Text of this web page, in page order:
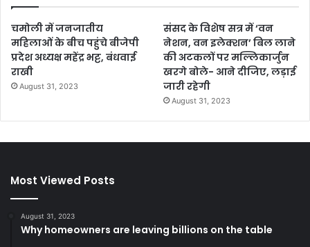
चमोली में जनजातीय
महिलाओं के बीच पहुंचे बीजेपी
प्रदेश अध्यक्ष महेंद्र भट्ट, बंधवाई
राखी
August 31, 2023
संसद के विशेष सत्र में ‘वन
नेशन, वन इलेक्शन’ बिल लाने
की अटकलों पर मल्लिकार्जुन
खरगे बोले- आने दीजिए, लड़ाई
जारी रहेगी
August 31, 2023
Most Viewed Posts
August 31, 2023
Why homeowners are leaving billions on the table